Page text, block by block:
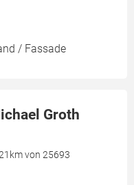
/ Fassade
Groth
von 25693